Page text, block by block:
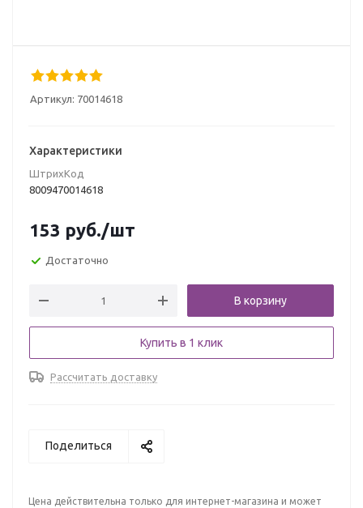
Артикул: 70014618
Характеристики
ШтрихКод
8009470014618
153 руб./шт
Достаточно
В корзину
Купить в 1 клик
Рассчитать доставку
Поделиться
Цена действительна только для интернет-магазина и может